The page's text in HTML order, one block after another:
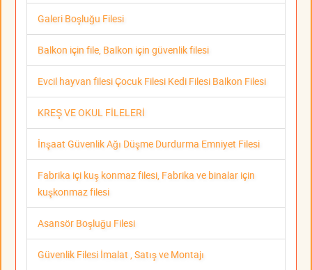
Galeri Boşluğu Filesi
Balkon için file, Balkon için güvenlik filesi
Evcil hayvan filesi Çocuk Filesi Kedi Filesi Balkon Filesi
KREŞ VE OKUL FİLELERİ
İnşaat Güvenlik Ağı Düşme Durdurma Emniyet Filesi
Fabrika içi kuş konmaz filesi, Fabrika ve binalar için
kuşkonmaz filesi
Asansör Boşluğu Filesi
Güvenlik Filesi İmalat , Satış ve Montajı